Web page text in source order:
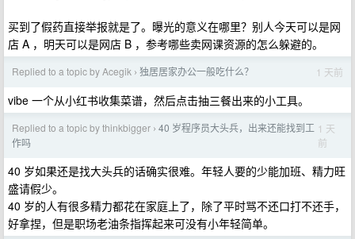
买到了假药直接举报就是了。曝光的意义在哪里？别人今天可以是网
店 A ，明天可以是网店 B ，参考哪些卖网课资源的怎么躲避的。
Replied to a topic by Acegik › 独居居家办公一般吃什么？ 1 天前
vibe 一个从小红书收集菜谱，然后点击抽三餐出来的小工具。
Replied to a topic by thinkbigger › 40 岁程序员大头兵，出来还能找到工
作吗
1 天
前
40 岁如果还是找大头兵的话确实很难。年轻人要的少能加班、精力旺
盛请假少。
40 岁的人有很多精力都花在家庭上了，除了平时骂不还口打不还手，
好拿捏，但是职场老油条指挥起来可没有小年轻简单。